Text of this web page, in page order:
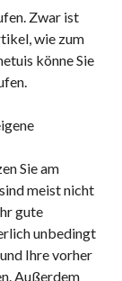
Zwar ist
wie zum
könne Sie
Sie am
meist nicht
gute
unbedingt
Ihre vorher
Außerdem